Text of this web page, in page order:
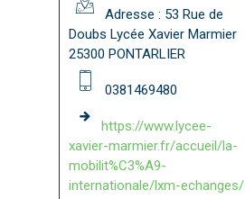
Adresse : 53 Rue de
Doubs Lycée Xavier Marmier
25300 PONTARLIER
0381469480
https://www.lycee-
xavier-marmier.fr/accueil/la-
mobilit%C3%A9-
internationale/lxm-echanges/